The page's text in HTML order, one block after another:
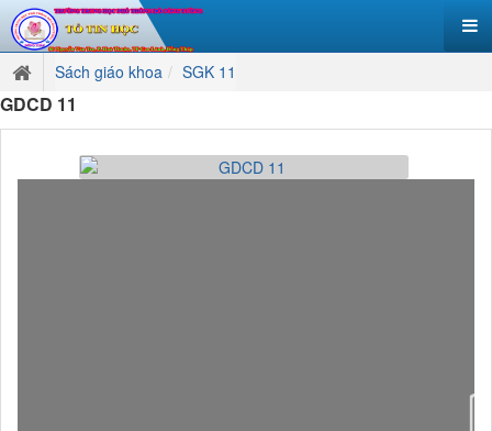
Sách giáo khoa SGK 11
GDCD 11